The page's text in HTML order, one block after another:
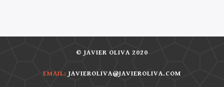
© JAVIER OLIVA 2020
EMAIL: JAVIEROLIVA@JAVIEROLIVA.COM